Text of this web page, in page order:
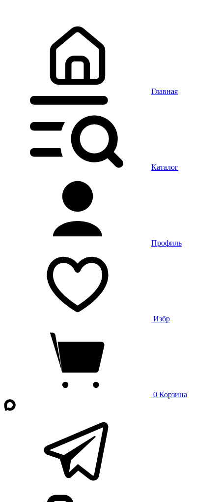
Главная
Каталог
Профиль
Избр
0 Корзина